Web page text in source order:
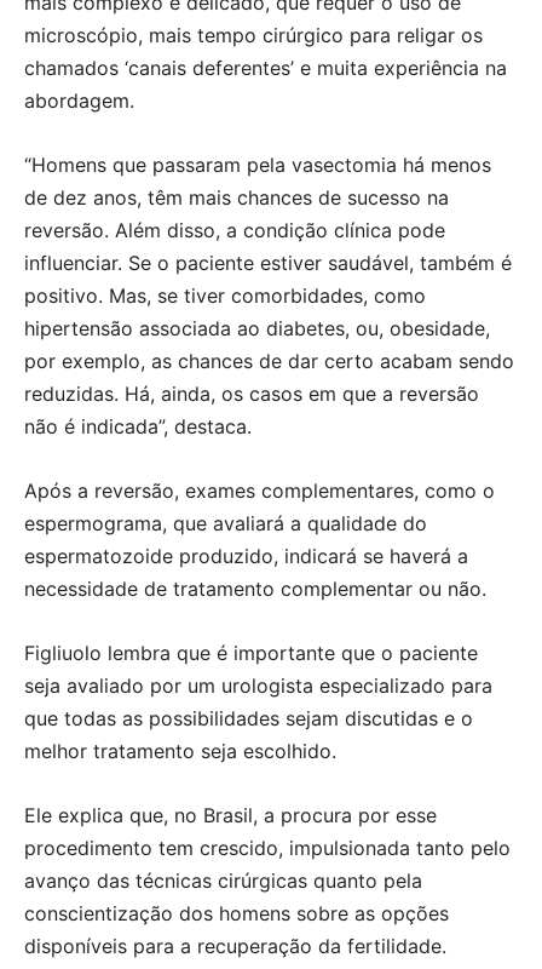
microscópio, mais tempo cirúrgico para religar os
chamados ‘canais deferentes’ e muita experiência na
abordagem.
“Homens que passaram pela vasectomia há menos
de dez anos, têm mais chances de sucesso na
reversão. Além disso, a condição clínica pode
influenciar. Se o paciente estiver saudável, também é
positivo. Mas, se tiver comorbidades, como
hipertensão associada ao diabetes, ou, obesidade,
por exemplo, as chances de dar certo acabam sendo
reduzidas. Há, ainda, os casos em que a reversão
não é indicada”, destaca.
Após a reversão, exames complementares, como o
espermograma, que avaliará a qualidade do
espermatozoide produzido, indicará se haverá a
necessidade de tratamento complementar ou não.
Figliuolo lembra que é importante que o paciente
seja avaliado por um urologista especializado para
que todas as possibilidades sejam discutidas e o
melhor tratamento seja escolhido.
Ele explica que, no Brasil, a procura por esse
procedimento tem crescido, impulsionada tanto pelo
avanço das técnicas cirúrgicas quanto pela
conscientização dos homens sobre as opções
disponíveis para a recuperação da fertilidade.